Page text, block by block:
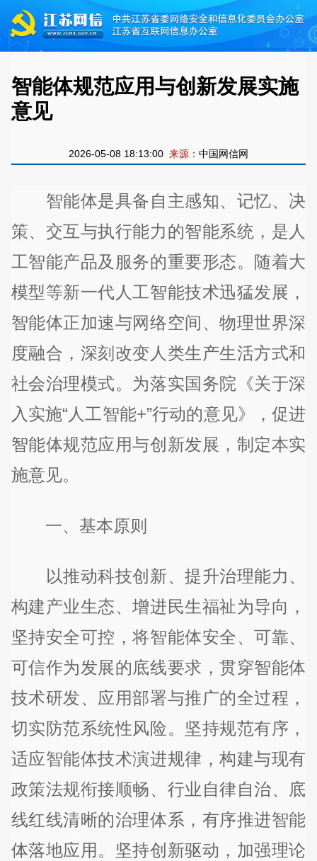
智能体规范应用与创新发展实施
意见
2026-05-08 18:13:00 来源： 中国网信网
智能体是具备自主感知、记忆、决
策、交互与执行能力的智能系统，是人
工智能产品及服务的重要形态。随着大
模型等新一代人工智能技术迅猛发展，
智能体正加速与网络空间、物理世界深
度融合，深刻改变人类生产生活方式和
社会治理模式。为落实国务院《关于深
入实施“人工智能+”行动的意见》，促进
智能体规范应用与创新发展，制定本实
施意见。
一、基本原则
以推动科技创新、提升治理能力、
构建产业生态、增进民生福祉为导向，
坚持安全可控，将智能体安全、可靠、
可信作为发展的底线要求，贯穿智能体
技术研发、应用部署与推广的全过程，
切实防范系统性风险。坚持规范有序，
适应智能体技术演进规律，构建与现有
政策法规衔接顺畅、行业自律自治、底
线红线清晰的治理体系，有序推进智能
体落地应用。坚持创新驱动，加强理论